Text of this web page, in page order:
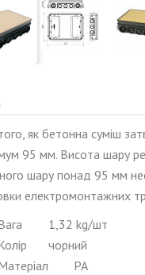
як бетонна суміш
95 мм. Висота шару
шару понад 95 мм
електромонтажних
1,32 kg/шт
чорний
PA